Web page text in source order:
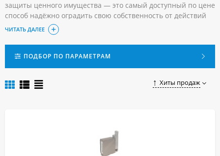
защиты ценного имущества — это самый доступный по цене
способ надёжно оградить свою собственность от действий
злоумышленников и от непредвиденных поломок домашнего
оборудования, которые могут привести к затоплению или к
пожару. Вы всегда будете в курсе того, что происходит в
квартире или в доме, когда вас там нет.
Чтобы приобрести GSM-сигнализацию в Тюмени,
ЧИТАТЬ ДАЛЕЕ
ПОДБОР ПО ПАРАМЕТРАМ
Хиты продаж